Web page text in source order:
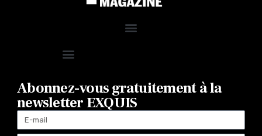
Abonnez-vous gratuitement à la
newsletter EXQUIS